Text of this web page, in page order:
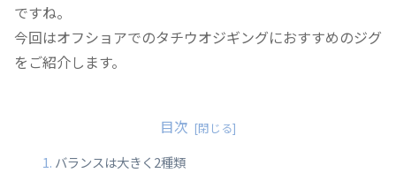
ですね。
今回はオフショアでのタチウオジギングにおすすめのジグ
をご紹介します。
目次
バランスは大きく2種類